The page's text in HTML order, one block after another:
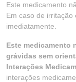
Este medicamento
Em caso de irritação
imediatamente.
Este medicamento
grávidas sem
Interações
interações